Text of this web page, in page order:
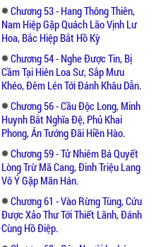
Chương 53 - Hang Thông Thiên,
Nam Hiệp Gặp Quách Lão Vịnh Lư
Hoa, Bắc Hiệp Bắt Hồ Kỳ
Chương 54 - Nghe Được Tin, Bị
Cầm Tại Hiên Loa Sư, Sắp Mưu
Khéo, Đêm Lén Tới Đánh Khâu Dẫn.
Chương 56 - Cầu Độc Long, Minh
Huynh Bắt Nghĩa Đệ, Phủ Khai
Phong, Án Tướng Đãi Hiền Hào.
Chương 59 - Tử Nhiêm Bá Quyết
Lòng Trừ Mã Cang, Đinh Triệu Lang
Vô Ý Gặp Mãn Hán.
Chương 61 - Vào Rừng Tùng, Cứu
Được Xảo Thư Tới Thiết Lãnh, Đánh
Cùng Hồ Điệp.